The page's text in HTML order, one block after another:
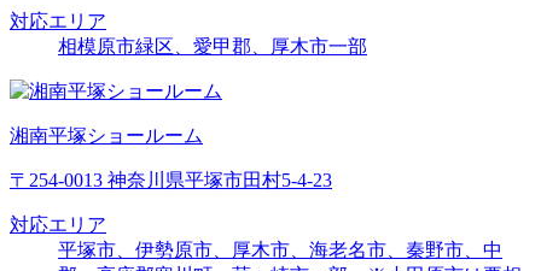
対応エリア
相模原市緑区、愛甲郡、厚木市一部
湘南平塚ショールーム
〒254-0013 神奈川県平塚市田村5-4-23
対応エリア
平塚市、伊勢原市、厚木市、海老名市、秦野市、中